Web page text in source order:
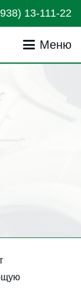
13-111-22
Меню